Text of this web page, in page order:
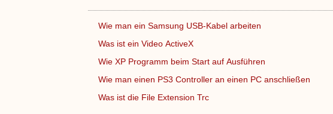
Wie man ein Samsung USB-Kabel arbeiten
Was ist ein Video ActiveX
Wie XP Programm beim Start auf Ausführen
Wie man einen PS3 Controller an einen PC anschließen
Was ist die File Extension Trc